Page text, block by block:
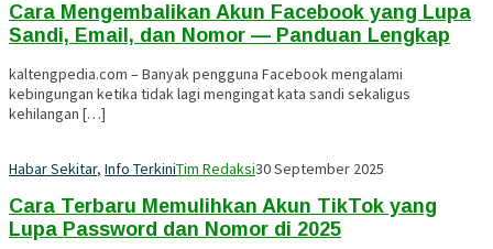
Cara Mengembalikan Akun Facebook yang Lupa
Sandi, Email, dan Nomor — Panduan Lengkap
kaltengpedia.com – Banyak pengguna Facebook mengalami
kebingungan ketika tidak lagi mengingat kata sandi sekaligus
kehilangan […]
Habar Sekitar, Info TerkiniTim Redaksi30 September 2025
Cara Terbaru Memulihkan Akun TikTok yang
Lupa Password dan Nomor di 2025